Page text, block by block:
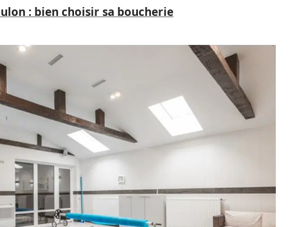
: bien choisir sa boucherie